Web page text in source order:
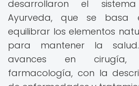
desarrollaron el
Ayurveda, que se
equilibrar los elementos
para mantener la
avances en
farmacología, con la